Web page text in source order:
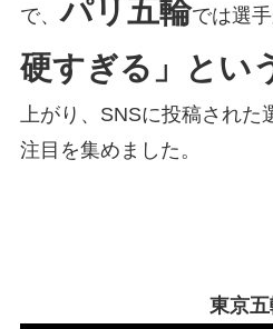
で、パリ五輪では選
硬すぎる」とい
上がり、SNSに投稿された
注目を集めました。
東京